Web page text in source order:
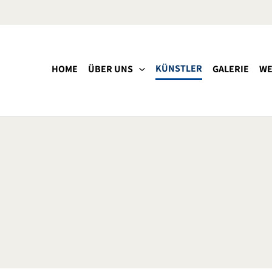
HOME ÜBER UNS KÜNSTLER GALERIE